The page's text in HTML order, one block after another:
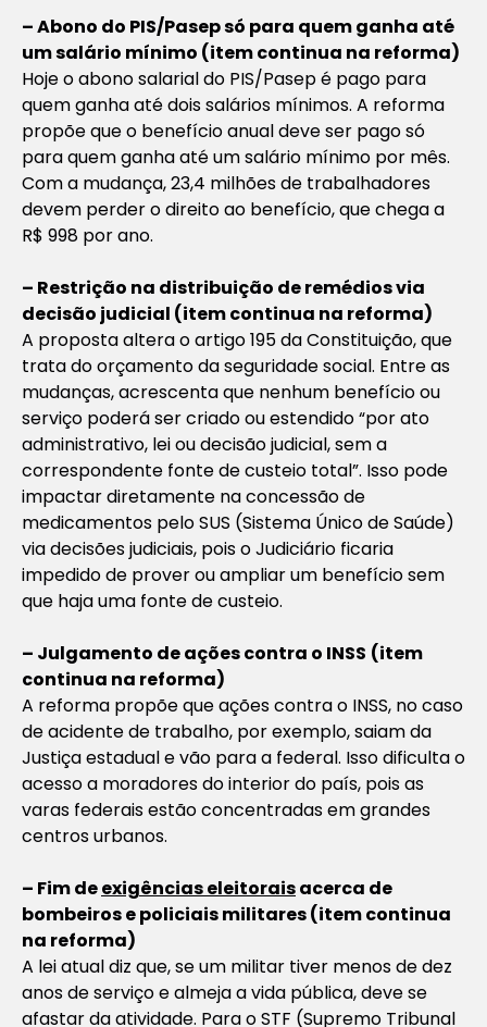
– Abono do PIS/Pasep só para quem ganha até
um salário mínimo (item continua na reforma)
Hoje o abono salarial do PIS/Pasep é pago para
quem ganha até dois salários mínimos. A reforma
propõe que o benefício anual deve ser pago só
para quem ganha até um salário mínimo por mês.
Com a mudança, 23,4 milhões de trabalhadores
devem perder o direito ao benefício, que chega a
R$ 998 por ano.
– Restrição na distribuição de remédios via
decisão judicial (item continua na reforma)
A proposta altera o artigo 195 da Constituição, que
trata do orçamento da seguridade social. Entre as
mudanças, acrescenta que nenhum benefício ou
serviço poderá ser criado ou estendido “por ato
administrativo, lei ou decisão judicial, sem a
correspondente fonte de custeio total”. Isso pode
impactar diretamente na concessão de
medicamentos pelo SUS (Sistema Único de Saúde)
via decisões judiciais, pois o Judiciário ficaria
impedido de prover ou ampliar um benefício sem
que haja uma fonte de custeio.
– Julgamento de ações contra o INSS (item
continua na reforma)
A reforma propõe que ações contra o INSS, no caso
de acidente de trabalho, por exemplo, saiam da
Justiça estadual e vão para a federal. Isso dificulta o
acesso a moradores do interior do país, pois as
varas federais estão concentradas em grandes
centros urbanos.
– Fim deexigências eleitoraisacerca de
bombeiros e policiais militares (item continua
na reforma)
A lei atual diz que, se um militar tiver menos de dez
anos de serviço e almeja a vida pública, deve se
afastar da atividade. Para o STF (Supremo Tribunal